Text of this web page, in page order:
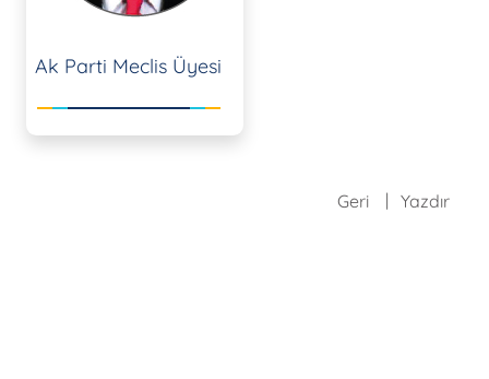
Ak Parti Meclis Üyesi
Geri Yazdır